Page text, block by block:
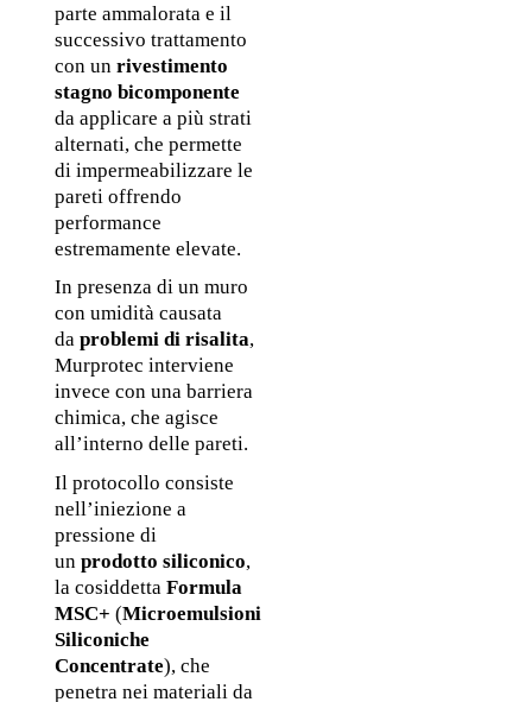
parte ammalorata e il
successivo trattamento
con un rivestimento
stagno bicomponente
da applicare a più strati
alternati, che permette
di impermeabilizzare le
pareti offrendo
performance
estremamente elevate.
In presenza di un muro
con umidità causata
da problemi di risalita,
Murprotec interviene
invece con una barriera
chimica, che agisce
all’interno delle pareti.
Il protocollo consiste
nell’iniezione a
pressione di
un prodotto siliconico,
la cosiddetta Formula
MSC+ (Microemulsioni
Siliconiche
Concentrate), che
penetra nei materiali da